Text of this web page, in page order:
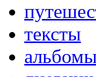
тексты